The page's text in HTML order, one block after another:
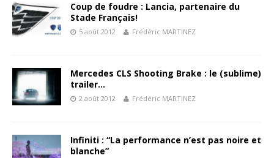
Coup de foudre : Lancia, partenaire du
Stade Français!
5 août 2012 Frédéric MARTINEZ
Mercedes CLS Shooting Brake : le (sublime)
trailer…
2 août 2012 Frédéric MARTINEZ
Infiniti : “La performance n’est pas noire et
blanche”